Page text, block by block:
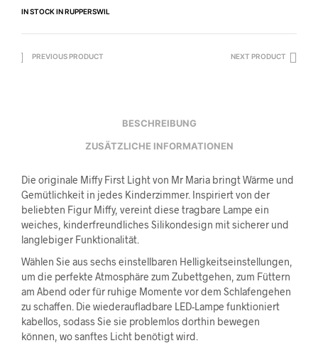
IN STOCK IN RUPPERSWIL
PREVIOUS PRODUCT NEXT PRODUCT
BESCHREIBUNG
ZUSÄTZLICHE INFORMATIONEN
Die originale Miffy First Light von Mr Maria bringt Wärme und
Gemütlichkeit in jedes Kinderzimmer. Inspiriert von der
beliebten Figur Miffy, vereint diese tragbare Lampe ein
weiches, kinderfreundliches Silikondesign mit sicherer und
langlebiger Funktionalität.
Wählen Sie aus sechs einstellbaren Helligkeitseinstellungen,
um die perfekte Atmosphäre zum Zubettgehen, zum Füttern
am Abend oder für ruhige Momente vor dem Schlafengehen
zu schaffen. Die wiederaufladbare LED-Lampe funktioniert
kabellos, sodass Sie sie problemlos dorthin bewegen
können, wo sanftes Licht benötigt wird.